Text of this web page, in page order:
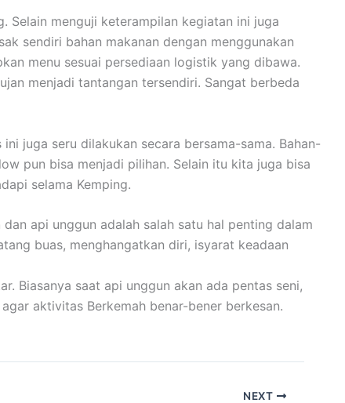
Selain menguji keterampilan kegiatan ini juga
sendiri bahan makanan dengan menggunakan
menu sesuai persediaan logistik yang dibawa.
menjadi tantangan tersendiri. Sangat berbeda
juga seru dilakukan secara bersama-sama. Bahan-
pun bisa menjadi pilihan. Selain itu kita juga bisa
selama Kemping.
api unggun adalah salah satu hal penting dalam
buas, menghangatkan diri, isyarat keadaan
Biasanya saat api unggun akan ada pentas seni,
aktivitas Berkemah benar-bener berkesan.
NEXT